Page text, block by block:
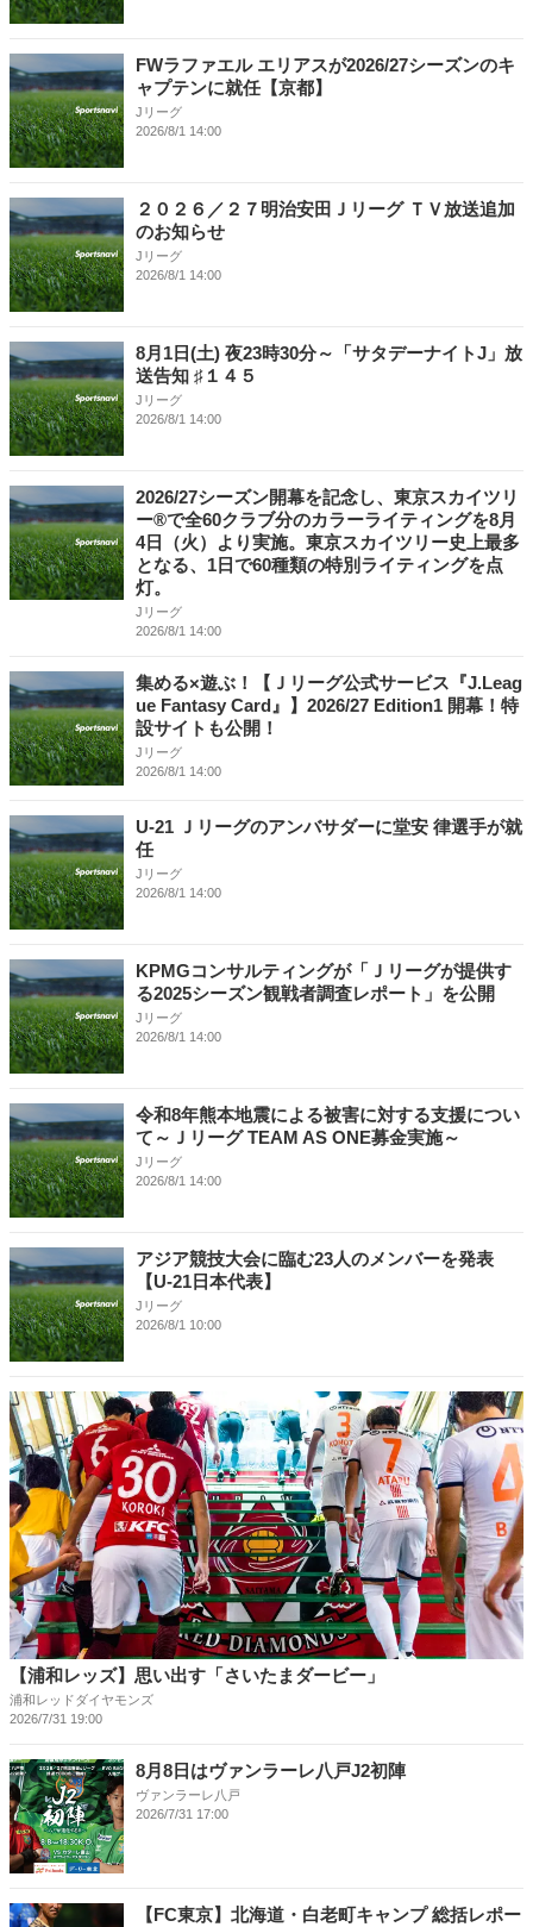
FWラファエル エリアスが2026/27シーズンのキ
ャプテンに就任【京都】
Jリーグ
2026/8/1 14:00
２０２６／２７明治安田Ｊリーグ ＴＶ放送追加
のお知らせ
Jリーグ
2026/8/1 14:00
8月1日(土) 夜23時30分～「サタデーナイトJ」放
送告知 ♯１４５
Jリーグ
2026/8/1 14:00
2026/27シーズン開幕を記念し、東京スカイツリ
ー®で全60クラブ分のカラーライティングを8月
4日（火）より実施。東京スカイツリー史上最多
となる、1日で60種類の特別ライティングを点
灯。
Jリーグ
2026/8/1 14:00
集める×遊ぶ！【Ｊリーグ公式サービス『J.Leag
ue Fantasy Card』】2026/27 Edition1 開幕！特
設サイトも公開！
Jリーグ
2026/8/1 14:00
U-21 Ｊリーグのアンバサダーに堂安 律選手が就
任
Jリーグ
2026/8/1 14:00
KPMGコンサルティングが「Ｊリーグが提供す
る2025シーズン観戦者調査レポート」を公開
Jリーグ
2026/8/1 14:00
令和8年熊本地震による被害に対する支援につい
て～Ｊリーグ TEAM AS ONE募金実施～
Jリーグ
2026/8/1 14:00
アジア競技大会に臨む23人のメンバーを発表
【U-21日本代表】
Jリーグ
2026/8/1 10:00
【浦和レッズ】思い出す「さいたまダービー」
浦和レッドダイヤモンズ
2026/7/31 19:00
8月8日はヴァンラーレ八戸J2初陣
ヴァンラーレ八戸
2026/7/31 17:00
【FC東京】北海道・白老町キャンプ 総括レポー